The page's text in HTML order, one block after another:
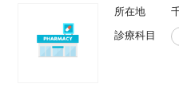
所在地
診療科目